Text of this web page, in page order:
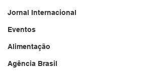
Jornal Internacional
Eventos
Alimentação
Agência Brasil